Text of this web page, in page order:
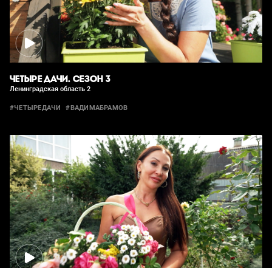
ЧЕТЫРЕ ДАЧИ. СЕЗОН 3
Ленинградская область 2
#ЧЕТЫРЕДАЧИ #ВАДИМАБРАМОВ